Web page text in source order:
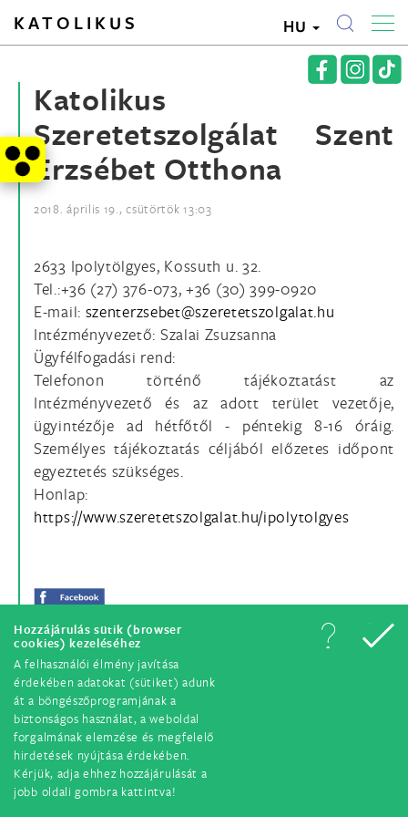
Hozzájárulás sütik (browser
cookies) kezeléséhez
A felhasználói élmény javítása
érdekében adatokat (sütiket) adunk
át a böngészőprogramjának a
biztonságos használat, a weboldal
forgalmának elemzése és megfelelő
hirdetések nyújtása érdekében.
Kérjük, adja ehhez hozzájárulását a
jobb oldali gombra kattintva!
KATOLIKUS HU
Katolikus
Szeretetszolgálat Szent
Erzsébet Otthona
2018. április 19., csütörtök 13:03
2633 Ipolytölgyes, Kossuth u. 32.
Tel.:+36 (27) 376-073, +36 (30) 399-0920
E-mail:
Intézményvezető: Szalai Zsuzsanna
Ügyfélfogadási rend:
Telefonon történő tájékoztatást az
Intézményvezető és az adott terület vezetője,
ügyintézője ad hétfőtől - péntekig 8-16 óráig.
Személyes tájékoztatás céljából előzetes időpont
egyeztetés szükséges.
Honlap:
https://www.szeretetszolgalat.hu/ipolytolgyes
© Minden jog fenntartva. 2018.